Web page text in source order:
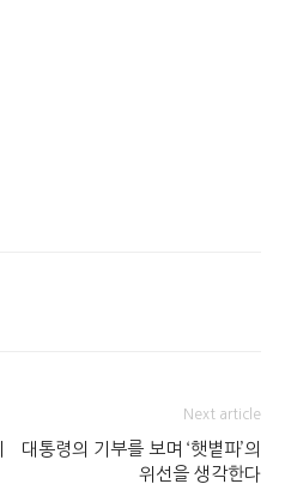
Next article
대통령의 기부를 보며 ‘햇볕파’의
위선을 생각한다